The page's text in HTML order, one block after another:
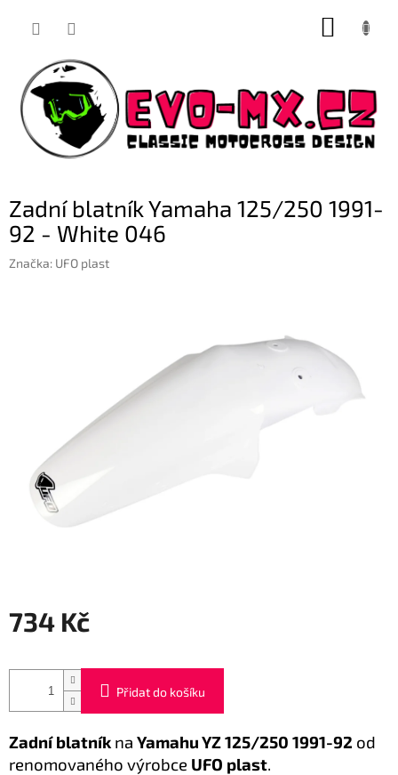
Zadní blatník Yamaha 125/250 1991-
92 - White 046
Značka: UFO plast
734 Kč
cena:
Přidat do košíku
Zadní blatník na Yamahu YZ 125/250 1991-92 od
renomovaného výrobce UFO plast.